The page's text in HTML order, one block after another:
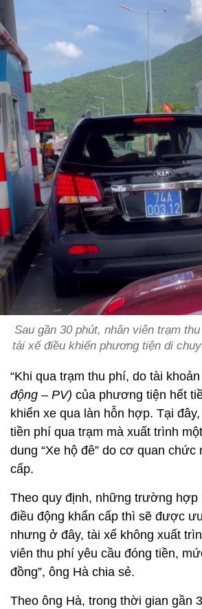
Sau gần 30 phút, nhân viên trạm
tài xế điều khiển phương tiện di
“Khi qua trạm thu phí, do tài
động – PV) của phương tiện hết
khiển xe qua làn hỗn hợp. Tại
tiền phí qua trạm mà xuất trình
dung “Xe hộ đê” do cơ quan chức
cấp.
Theo quy định, những trường hợp
điều động khẩn cấp thì sẽ được
nhưng ở đây, tài xế không xuất
viên thu phí yêu cầu đóng tiền,
đồng”, ông Hà chia sẻ.
Theo ông Hà, trong thời gian gần